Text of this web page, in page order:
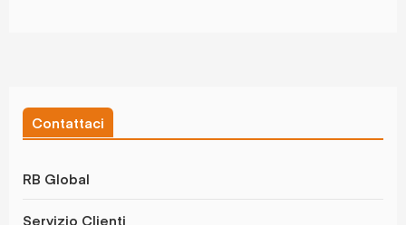
Contattaci
RB Global
Servizio Clienti